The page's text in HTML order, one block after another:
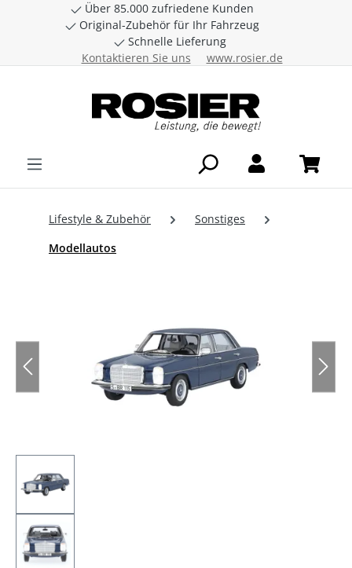
Zum Hauptinhalt springen
Über 85.000 zufriedene Kunden
Original-Zubehör für Ihr Fahrzeug
Schnelle Lieferung
Kontaktieren Sie uns
www.rosier.de
Lifestyle & Zubehör
Sonstiges
Modellautos